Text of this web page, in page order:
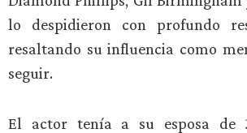
lo despidieron con profundo
resaltando su influencia como
seguir.
El actor tenía a su esposa de